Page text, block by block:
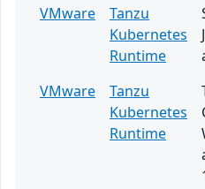
VMware
Tanzu
Kubernetes
Runtime
VMware
Tanzu
Kubernetes
Runtime